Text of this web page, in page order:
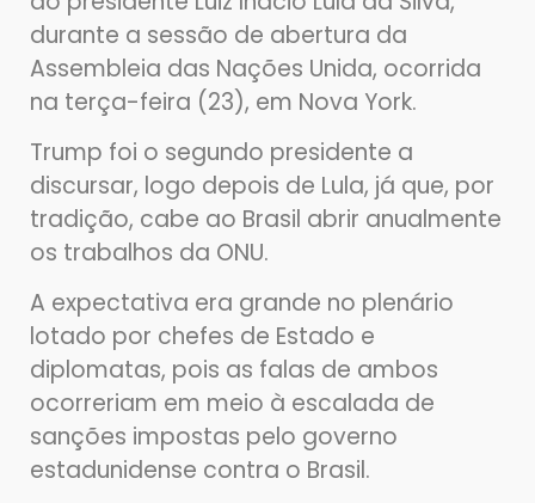
durante a sessão de abertura da
Assembleia das Nações Unida, ocorrida
na terça-feira (23), em Nova York.
Trump foi o segundo presidente a
discursar, logo depois de Lula, já que, por
tradição, cabe ao Brasil abrir anualmente
os trabalhos da ONU.
A expectativa era grande no plenário
lotado por chefes de Estado e
diplomatas, pois as falas de ambos
ocorreriam em meio à escalada de
sanções impostas pelo governo
estadunidense contra o Brasil.